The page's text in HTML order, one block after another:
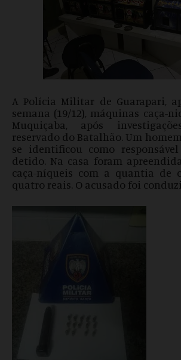
A Polícia Militar de Guarapari,
semana (19/12), máquinas caça-
Muquiçaba, após
reservado do Batalhão. Um
se identificou como
detido. Na casa foram
caça-níqueis com a quantia de
quatro reais. O acusado foi